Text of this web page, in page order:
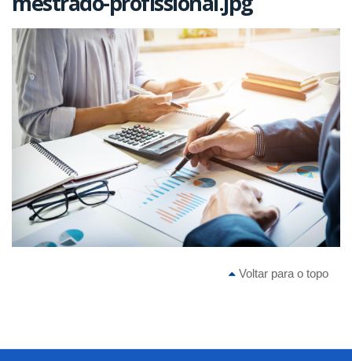
Voltar para o topo